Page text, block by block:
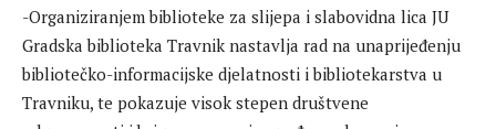
-Organiziranjem biblioteke za slijepa i slabovidna lica JU
Gradska biblioteka Travnik nastavlja rad na unaprijeđenju
bibliotečko-informacijske djelatnosti i bibliotekarstva u
Travniku, te pokazuje visok stepen društvene